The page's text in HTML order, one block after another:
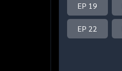
EP 19
EP 22